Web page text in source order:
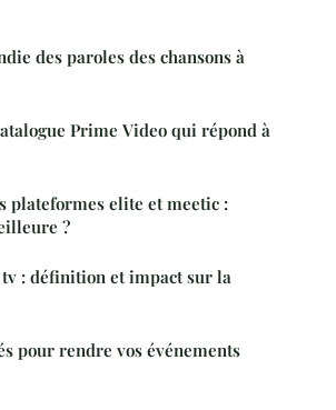
des paroles des chansons à
Prime Video qui répond à
plateformes elite et meetic :
?
: définition et impact sur la
pour rendre vos événements